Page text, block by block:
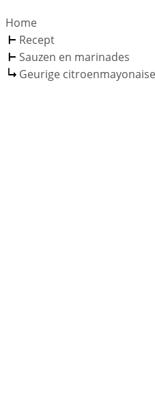
Home
Recept
Sauzen en marinades
Geurige